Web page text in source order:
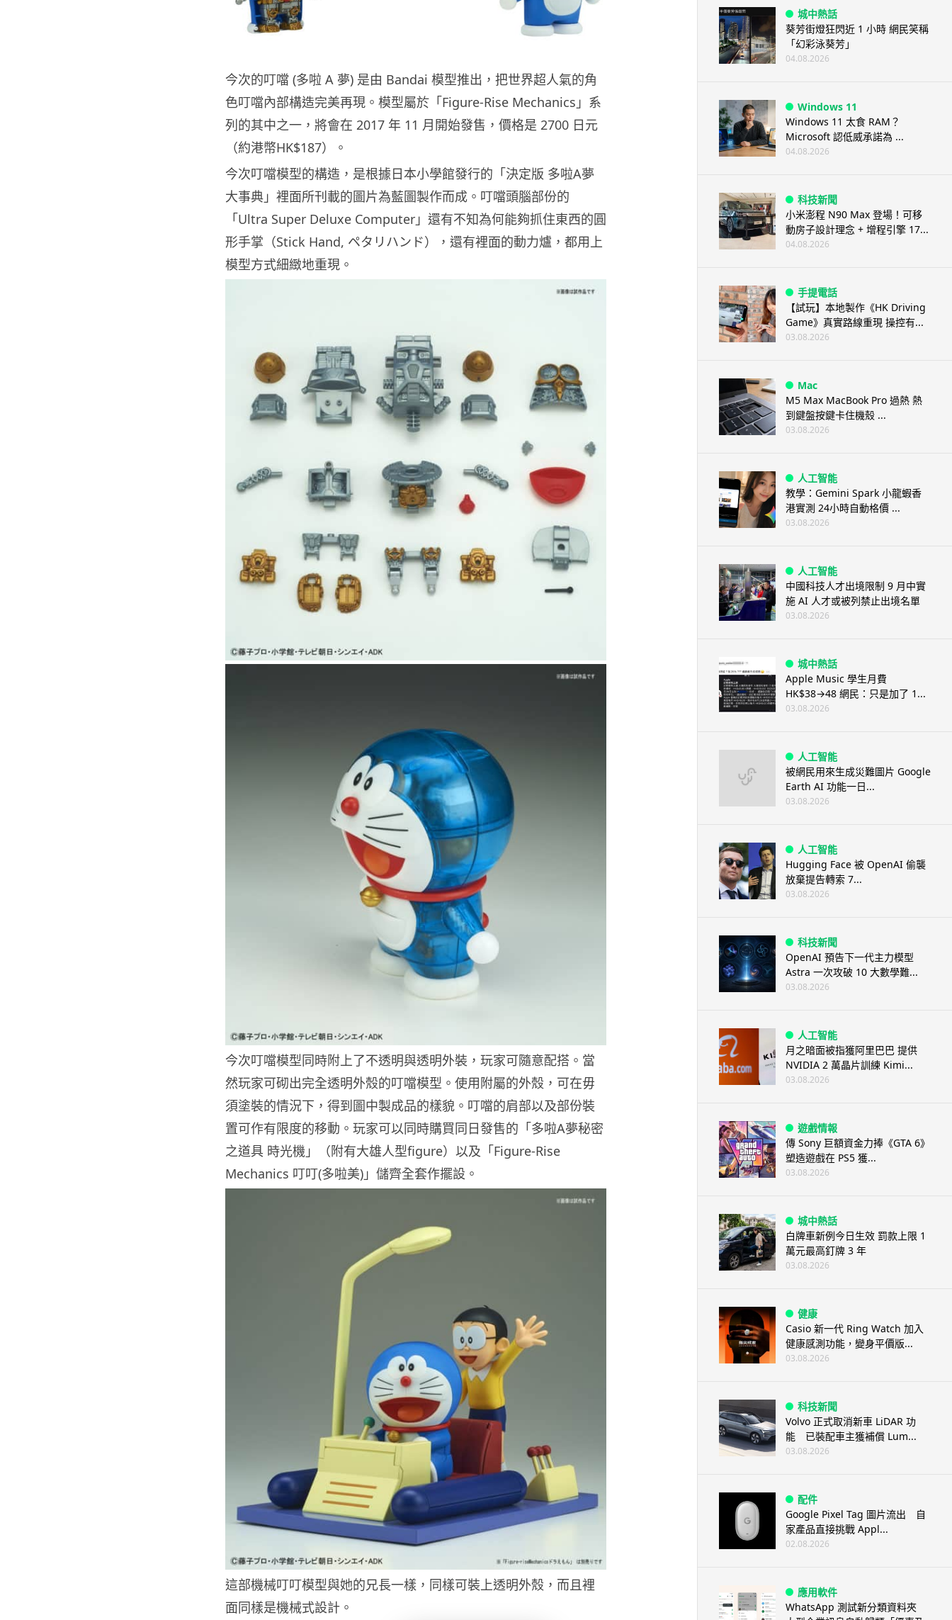
今次的叮噹 (多啦 A 夢) 是由 Bandai 模型推出，把世界超人氣的角
色叮噹內部構造完美再現。模型屬於「Figure-Rise Mechanics」系
列的其中之一，將會在 2017 年 11 月開始發售，價格是 2700 日元
（約港幣HK$187）。
今次叮噹模型的構造，是根據日本小學館發行的「決定版 多啦A夢
大事典」裡面所刊載的圖片為藍圖製作而成。叮噹頭腦部份的
「Ultra Super Deluxe Computer」還有不知為何能夠抓住東西的圓
形手掌（Stick Hand, ペタリハンド），還有裡面的動力爐，都用上
模型方式細緻地重現。
今次叮噹模型同時附上了不透明與透明外裝，玩家可隨意配搭。當
然玩家可砌出完全透明外殼的叮噹模型。使用附屬的外殼，可在毋
須塗裝的情況下，得到圖中製成品的樣貌。叮噹的肩部以及部份裝
置可作有限度的移動。玩家可以同時購買同日發售的「多啦A夢秘密
之道具 時光機」（附有大雄人型figure）以及「Figure-Rise
Mechanics 叮叮(多啦美)」儲齊全套作擺設。
這部機械叮叮模型與她的兄長一樣，同樣可裝上透明外殼，而且裡
面同樣是機械式設計。
城中熱話
葵芳街燈狂閃近 1 小時 網民笑稱
「幻彩泳葵芳」
04.08.2026
Windows 11
Windows 11 太食 RAM？
Microsoft 認低威承諾為 ...
04.08.2026
科技新聞
小米澎程 N90 Max 登場！可移
動房子設計理念 + 增程引擎 17...
04.08.2026
手提電話
【試玩】本地製作《HK Driving
Game》真實路線重現 操控有...
03.08.2026
Mac
M5 Max MacBook Pro 過熱 熱
到鍵盤按鍵卡住機殼 ...
03.08.2026
人工智能
教學：Gemini Spark 小龍蝦香
港實測 24小時自動格價 ...
03.08.2026
人工智能
中國科技人才出境限制 9 月中實
施 AI 人才或被列禁止出境名單
03.08.2026
城中熱話
Apple Music 學生月費
HK$38→48 網民：只是加了 1...
03.08.2026
人工智能
被網民用來生成災難圖片 Google
Earth AI 功能一日...
03.08.2026
人工智能
Hugging Face 被 OpenAI 偷襲
放棄提告轉索 7...
03.08.2026
科技新聞
OpenAI 預告下一代主力模型
Astra 一次攻破 10 大數學難...
03.08.2026
人工智能
月之暗面被指獲阿里巴巴 提供
NVIDIA 2 萬晶片訓練 Kimi...
03.08.2026
遊戲情報
傳 Sony 巨額資金力捧《GTA 6》
塑造遊戲在 PS5 獲...
03.08.2026
城中熱話
白牌車新例今日生效 罰款上限 1
萬元最高釘牌 3 年
03.08.2026
健康
Casio 新一代 Ring Watch 加入
健康感測功能，變身平價版...
03.08.2026
科技新聞
Volvo 正式取消新車 LiDAR 功
能 已裝配車主獲補償 Lum...
03.08.2026
配件
Google Pixel Tag 圖片流出 自
家產品直接挑戰 Appl...
02.08.2026
應用軟件
WhatsApp 測試新分類資料夾